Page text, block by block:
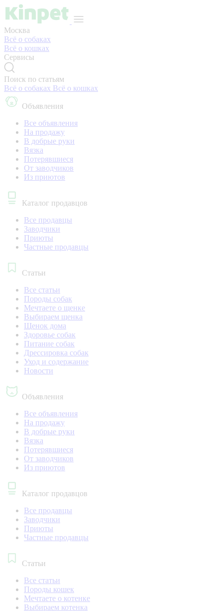
Москва
Всё о собаках
Всё о кошках
Сервисы
Поиск по статьям
Всё о собаках Всё о кошках
Объявления
Все объявления
На продажу
В добрые руки
Вязка
Потерявшиеся
От заводчиков
Из приютов
Каталог продавцов
Все продавцы
Заводчики
Приюты
Частные продавцы
Статьи
Все статьи
Породы собак
Мечтаете о щенке
Выбираем щенка
Щенок дома
Здоровье собак
Питание собак
Дрессировка собак
Уход и содержание
Новости
Объявления
Все объявления
На продажу
В добрые руки
Вязка
Потерявшиеся
От заводчиков
Из приютов
Каталог продавцов
Все продавцы
Заводчики
Приюты
Частные продавцы
Статьи
Все статьи
Породы кошек
Мечтаете о котенке
Выбираем котенка